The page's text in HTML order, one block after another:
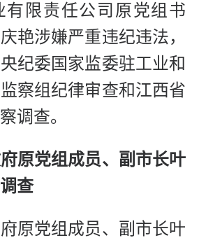
有限责任公司原党组书
艳涉嫌严重违纪违法，
纪委国家监委驻工业和
察组纪律审查和江西省
调查。
原党组成员、副市长叶
查
原党组成员、副市长叶